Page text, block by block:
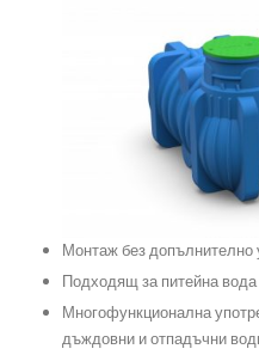
Монтаж без допълнително
Подходящ за питейна
Многофункционална
дъждовни и отпадъчни